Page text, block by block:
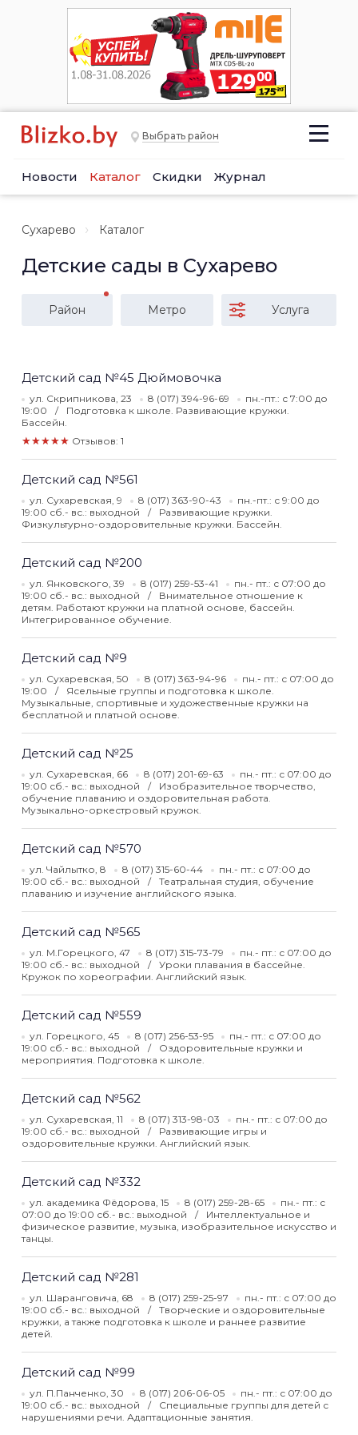
Выбрать район
Новости Каталог Скидки Журнал
Сухарево Каталог
Детские сады в Сухарево
Район Метро Услуга
Детский сад №45 Дюймовочка
ул. Скрипникова, 23 8 (017) 394-96-69
пн.-пт.: с 7:00 до
19:00
Подготовка к школе. Развивающие кружки.
Бассейн.
★★★★★ Отзывов: 1
Детский сад №561
ул. Сухаревская, 9 8 (017) 363-90-43
пн.-пт.: с 9:00 до
19:00 сб.- вс.: выходной
Развивающие кружки.
Физкультурно-оздоровительные кружки. Бассейн.
Детский сад №200
ул. Янковского, 39 8 (017) 259-53-41
пн.- пт.: с 07:00 до
19:00 сб.- вс.: выходной
Внимательное отношение к
детям. Работают кружки на платной основе, бассейн.
Интегрированное обучение.
Детский сад №9
ул. Сухаревская, 50 8 (017) 363-94-96
пн.- пт.: с 07:00 до
19:00
Ясельные группы и подготовка к школе.
Музыкальные, спортивные и художественные кружки на
бесплатной и платной основе.
Детский сад №25
ул. Сухаревская, 66 8 (017) 201-69-63
пн.- пт.: с 07:00 до
19:00 сб.- вс.: выходной
Изобразительное творчество,
обучение плаванию и оздоровительная работа.
Музыкально-оркестровый кружок.
Детский сад №570
ул. Чайлытко, 8 8 (017) 315-60-44
пн.- пт.: с 07:00 до
19:00 сб.- вс.: выходной
Театральная студия, обучение
плаванию и изучение английского языка.
Детский сад №565
ул. М.Горецкого, 47 8 (017) 315-73-79
пн.- пт.: с 07:00 до
19:00 сб.- вс.: выходной
Уроки плавания в бассейне.
Кружок по хореографии. Английский язык.
Детский сад №559
ул. Горецкого, 45 8 (017) 256-53-95
пн.- пт.: с 07:00 до
19:00 сб.- вс.: выходной
Оздоровительные кружки и
мероприятия. Подготовка к школе.
Детский сад №562
ул. Сухаревская, 11 8 (017) 313-98-03
пн.- пт.: с 07:00 до
19:00 сб.- вс.: выходной
Развивающие игры и
оздоровительные кружки. Английский язык.
Детский сад №332
ул. академика Фёдорова, 15 8 (017) 259-28-65
пн.- пт.: с
07:00 до 19:00 сб.- вс.: выходной
Интеллектуальное и
физическое развитие, музыка, изобразительное искусство и
танцы.
Детский сад №281
ул. Шаранговича, 68 8 (017) 259-25-97
пн.- пт.: с 07:00 до
19:00 сб.- вс.: выходной
Творческие и оздоровительные
кружки, а также подготовка к школе и раннее развитие
детей.
Детский сад №99
ул. П.Панченко, 30 8 (017) 206-06-05
пн.- пт.: с 07:00 до
19:00 сб.- вс.: выходной
Специальные группы для детей с
нарушениями речи. Адаптационные занятия.